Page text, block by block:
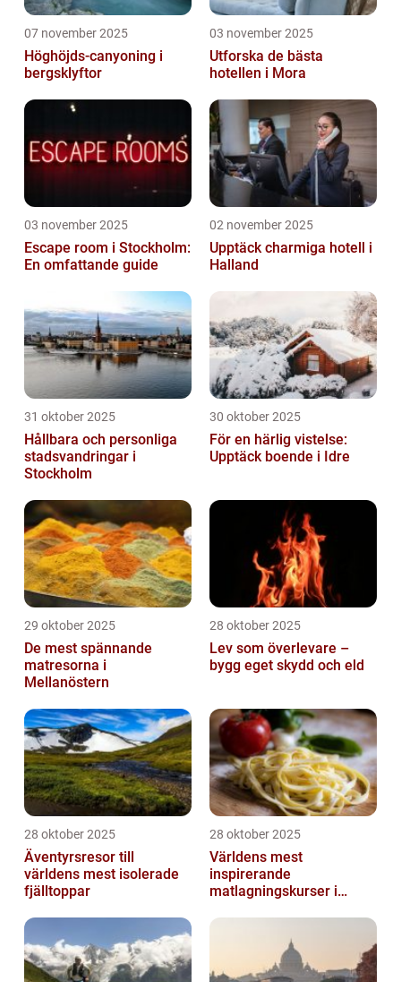
07 november 2025
Höghöjds-canyoning i
bergsklyftor
03 november 2025
Utforska de bästa
hotellen i Mora
03 november 2025
Escape room i Stockholm:
En omfattande guide
02 november 2025
Upptäck charmiga hotell i
Halland
31 oktober 2025
Hållbara och personliga
stadsvandringar i
Stockholm
30 oktober 2025
För en härlig vistelse:
Upptäck boende i Idre
29 oktober 2025
De mest spännande
matresorna i
Mellanöstern
28 oktober 2025
Lev som överlevare –
bygg eget skydd och eld
28 oktober 2025
Äventyrsresor till
världens mest isolerade
fjälltoppar
28 oktober 2025
Världens mest
inspirerande
matlagningskurser i